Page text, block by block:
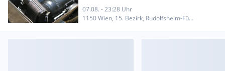
07.08. - 23:28 Uhr
1150 Wien, 15. Bezirk, Rudolfsheim-Fünfhaus